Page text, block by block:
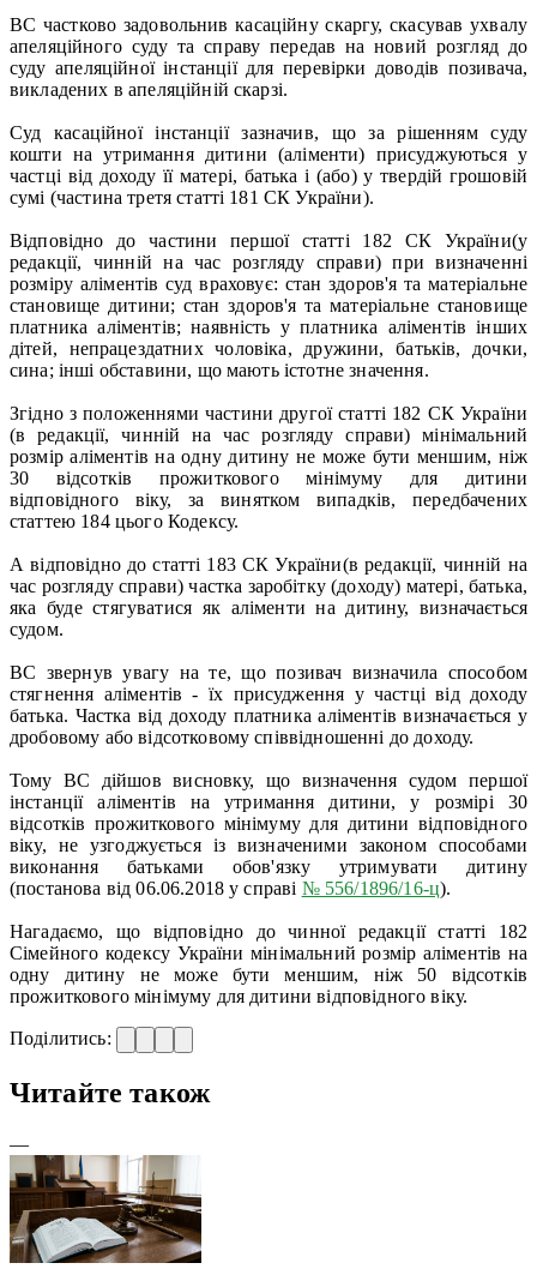
ВС частково задовольнив касаційну скаргу, скасував ухвалу
апеляційного суду та справу передав на новий розгляд до
суду апеляційної інстанції для перевірки доводів позивача,
викладених в апеляційній скарзі.
Суд касаційної інстанції зазначив, що за рішенням суду
кошти на утримання дитини (аліменти) присуджуються у
частці від доходу її матері, батька і (або) у твердій грошовій
сумі (частина третя статті 181 СК України).
Відповідно до частини першої статті 182 СК України(у
редакції, чинній на час розгляду справи) при визначенні
розміру аліментів суд враховує: стан здоров'я та матеріальне
становище дитини; стан здоров'я та матеріальне становище
платника аліментів; наявність у платника аліментів інших
дітей, непрацездатних чоловіка, дружини, батьків, дочки,
сина; інші обставини, що мають істотне значення.
Згідно з положеннями частини другої статті 182 СК України
(в редакції, чинній на час розгляду справи) мінімальний
розмір аліментів на одну дитину не може бути меншим, ніж
30 відсотків прожиткового мінімуму для дитини
відповідного віку, за винятком випадків, передбачених
статтею 184 цього Кодексу.
А відповідно до статті 183 СК України(в редакції, чинній на
час розгляду справи) частка заробітку (доходу) матері, батька,
яка буде стягуватися як аліменти на дитину, визначається
судом.
ВС звернув увагу на те, що позивач визначила способом
стягнення аліментів - їх присудження у частці від доходу
батька. Частка від доходу платника аліментів визначається у
дробовому або відсотковому співвідношенні до доходу.
Тому ВС дійшов висновку, що визначення судом першої
інстанції аліментів на утримання дитини, у розмірі 30
відсотків прожиткового мінімуму для дитини відповідного
віку, не узгоджується із визначеними законом способами
виконання батьками обов'язку утримувати дитину
(постанова від 06.06.2018 у справі № 556/1896/16-ц).
Нагадаємо, що відповідно до чинної редакції статті 182
Сімейного кодексу України мінімальний розмір аліментів на
одну дитину не може бути меншим, ніж 50 відсотків
прожиткового мінімуму для дитини відповідного віку.
Поділитись:
Читайте також
—